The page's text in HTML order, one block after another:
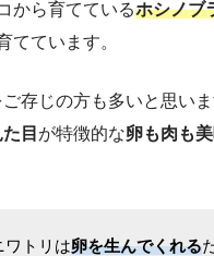
から育てているホシノブ
てています。
存じの方も多いと思い
目 が特徴的な卵も肉も
ワトリは卵を生んでくれる